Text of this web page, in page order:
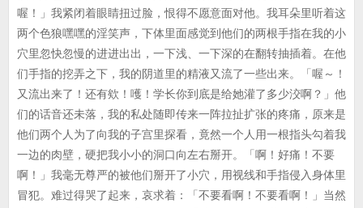
喔！」我紧闭着眼睛扭过脸，恨得不愿意面对他。我耳朵里听着这
两个色狼嘿嘿的淫笑声，下体里面感觉到他们的两根手指在我的小
穴里忽快忽慢的进进出出，一下浅、一下深的在翻转抽插着。在他
们手指的挖弄之下，我的阴道里的精液又流了一些出来。「喔～！
又流出来了！还有欸！嚄！学长你到底是给她灌了多少洨啊？」他
们的话音还未落，我的私处随即传来一阵拉扯扩张的疼痛，原来是
他们两个人为了向我的子宫里探看，竟然一个人用一根指头勾着我
一边的肉壁，硬把我小小的洞口向左右掰开。「啊！好痛！不要
啊！」我毫无尊严的被他们掰开了小穴，用视线和手指侵入身体里
冒犯。难过得哭了起来，哀求着：「不要看啊！不要看啊！」当然